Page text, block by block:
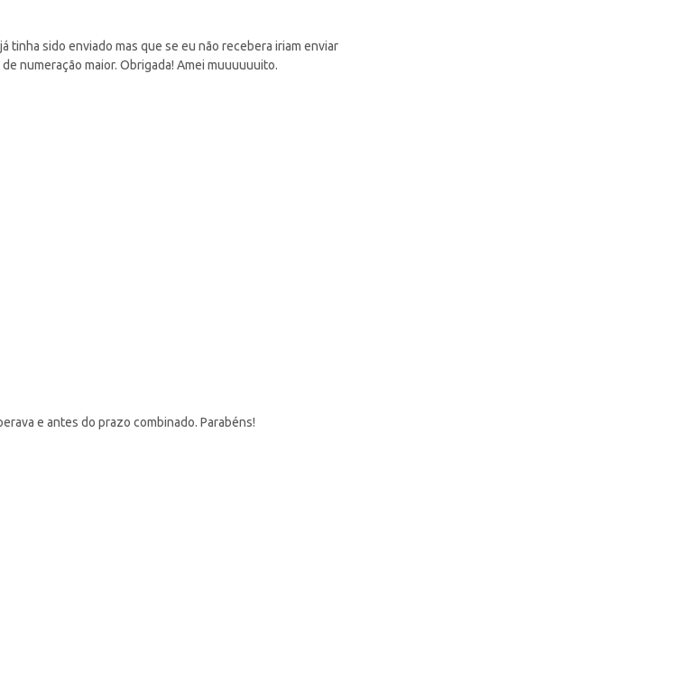
tinha sido enviado mas que se eu não recebera iriam enviar
numeração maior. Obrigada! Amei muuuuuuito.
e antes do prazo combinado. Parabéns!